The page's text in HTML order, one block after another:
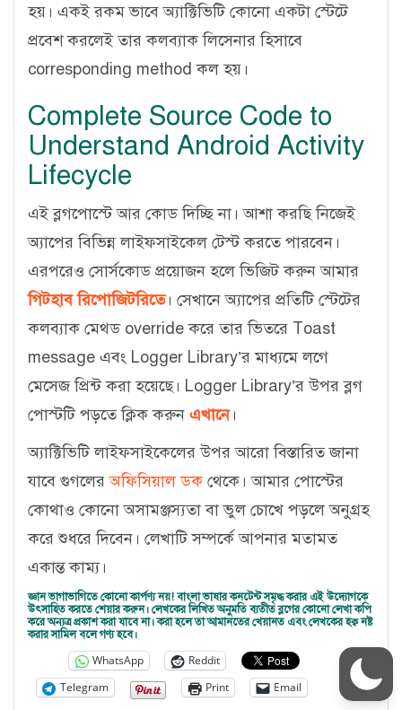
হয়। একই রকম ভাবে অ্যাক্টিভিটি কোনো একটা স্টেটে
প্রবেশ করলেই তার কলব্যাক লিসেনার হিসাবে
corresponding method কল হয়।
Complete Source Code to
Understand Android Activity
Lifecycle
এই ব্লগপোস্টে আর কোড দিচ্ছি না। আশা করছি নিজেই
অ্যাপের বিভিন্ন লাইফসাইকেল টেস্ট করতে পারবেন।
এরপরেও সোর্সকোড প্রয়োজন হলে ভিজিট করুন আমার
গিটহাব রিপোজিটরিতে। সেখানে অ্যাপের প্রতিটি স্টেটের
কলব্যাক মেথড override করে তার ভিতরে Toast
message এবং Logger Library’র মাধ্যমে লগে
মেসেজ প্রিন্ট করা হয়েছে। Logger Library’র উপর ব্লগ
পোস্টটি পড়তে ক্লিক করুন এখানে।
অ্যাক্টিভিটি লাইফসাইকেলের উপর আরো বিস্তারিত জানা
যাবে গুগলেরঅফিসিয়াল ডক থেকে। আমার পোস্টের
কোথাও কোনো অসামঞ্জস্যতা বা ভুল চোখে পড়লে অনুগ্রহ
করে শুধরে দিবেন। লেখাটি সম্পর্কে আপনার মতামত
একান্ত কাম্য।
জ্ঞান ভাগাভাগিতে কোনো কার্পণ্য নয়! বাংলা ভাষার কনটেন্ট সমৃদ্ধ করার এই উদ্যোগকে
উৎসাহিত করতে শেয়ার করুন। লেখকের লিখিত অনুমতি ব্যতীত ব্লগের কোনো লেখা কপি
করে অন্যত্র প্রকাশ করা যাবে না। করা হলে তা আমানতের খেয়ানত এবং লেখকের হক্ব নষ্ট
করার সামিল বলে গণ্য হবে।
WhatsApp
Reddit
Telegram
Print Email